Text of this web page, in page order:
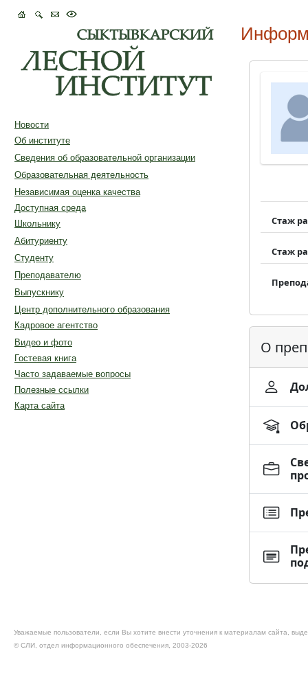
Новости
Об институте
Сведения об образовательной организации
Образовательная деятельность
Независимая оценка качества
Доступная среда
Школьнику
Абитуриенту
Студенту
Преподавателю
Выпускнику
Центр дополнительного образования
Кадровое агентство
Видео и фото
Гостевая книга
Часто задаваемые вопросы
Полезные ссылки
Карта сайта
Стаж
Стаж
О
Уважаемые пользователи, если Вы хотите внести уточнения к материалам сайта,
© CЛИ, отдел информационного обеспечения, 2003-2026